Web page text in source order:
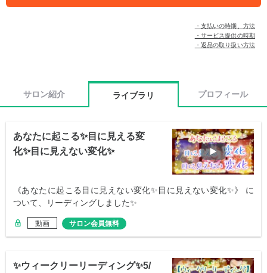
・支払いの時期、方法
・サービス提供の時期
・返品の取り扱い方法
サロン紹介 ライブラリ プロフィール
あなたに起こる✨目に見える変
化✨目に見えない変化✨
《あなたに起こる目に見えない変化✨目に見えない変化✨》 に
ついて、リーディングしました✨
動画 サロン会員無料
✨ウィークリーリーディング✨5/